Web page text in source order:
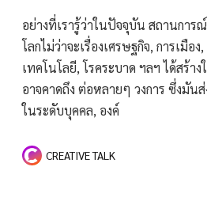
อย่างที่เรารู้ว่าในปัจจุบัน สถานกา
โลกไม่ว่าจะเรื่องเศรษฐกิจ, การเมือ
เทคโนโลยี, โรคระบาด ฯลฯ ได้สร้า
อาจคาดถึง ต่อหลายๆ วงการ ซึ่งมัน
ในระดับบุคคล, องค์
CREATIVE TALK